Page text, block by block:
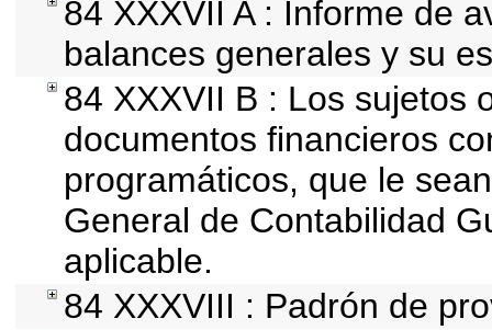
84 XXXVII A : Informe de
balances generales y su
84 XXXVII B : Los sujetos
documentos financieros
programáticos, que le
General de Contabilidad
aplicable.
84 XXXVIII : Padrón de